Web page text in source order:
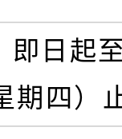
即日起
期四）